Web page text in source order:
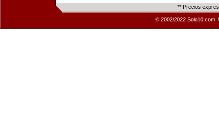
** Precios
© 2002/2022 Solo10.com